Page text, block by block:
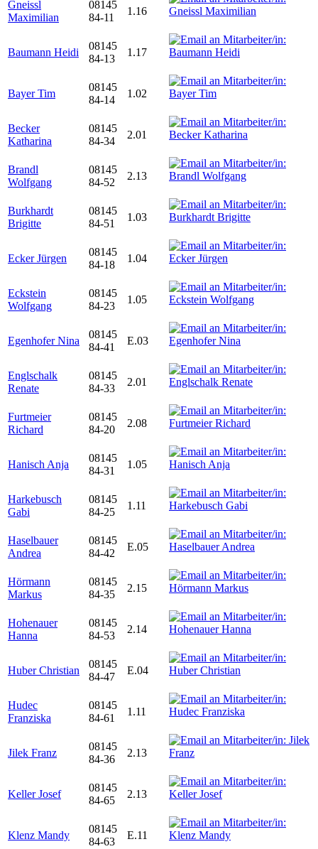
Gneissl
Maximilian
08145
84-11
1.16
Baumann Heidi
08145
84-13
1.17
Bayer Tim
08145
84-14
1.02
Becker
Katharina
08145
84-34
2.01
Brandl
Wolfgang
08145
84-52
2.13
Burkhardt
Brigitte
08145
84-51
1.03
Ecker Jürgen
08145
84-18
1.04
Eckstein
Wolfgang
08145
84-23
1.05
Egenhofer Nina
08145
84-41
E.03
Englschalk
Renate
08145
84-33
2.01
Furtmeier
Richard
08145
84-20
2.08
Hanisch Anja
08145
84-31
1.05
Harkebusch
Gabi
08145
84-25
1.11
Haselbauer
Andrea
08145
84-42
E.05
Hörmann
Markus
08145
84-35
2.15
Hohenauer
Hanna
08145
84-53
2.14
Huber Christian
08145
84-47
E.04
Hudec
Franziska
08145
84-61
1.11
Jilek Franz
08145
84-36
2.13
Keller Josef
08145
84-65
2.13
Klenz Mandy
08145
84-63
E.11